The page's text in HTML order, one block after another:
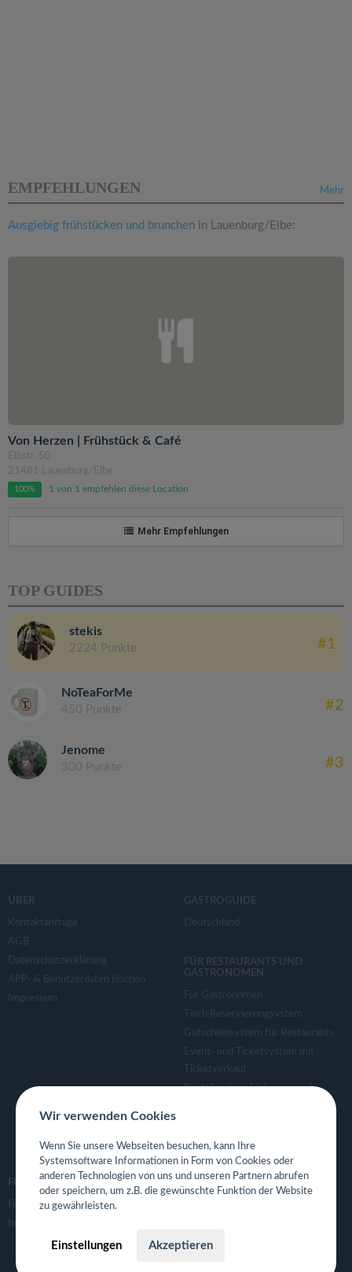
Mehr
EMPFEHLUNGEN
Ausgiebig frühstücken und brunchen in Lauenburg/Elbe:
Von Herzen | Frühstück & Café
Elbstr. 50
21481 Lauenburg/Elbe
100% 1 von 1 empfehlen diese Location
Mehr Empfehlungen
TOP GUIDES
stekis
2224 Punkte #1
NoTeaForMe
450 Punkte #2
Jenome
300 Punkte #3
ÜBER
Kontaktanfrage
AGB
Datenschutzerklärung
APP- & Benutzerdaten löschen
Impressum
GASTROGUIDE
Deutschland
FÜR RESTAURANTS UND
GASTRONOMEN
Für Gastronomen
Tisch Reservierungsystem
Gutscheinsystem für Restaurants
Event- und Ticketsystem mit
Ticketverkauf
Bestellsystem Lieferung und
Eigene App für Restaurant
FOLGE UNS
Facebook
Instagram
Wir verwenden Cookies
Wenn Sie unsere Webseiten besuchen, kann Ihre
Systemsoftware Informationen in Form von Cookies oder
anderen Technologien von uns und unseren Partnern abrufen
oder speichern, um z.B. die gewünschte Funktion der Website
zu gewährleisten.
Einstellungen Akzeptieren